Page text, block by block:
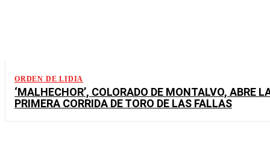
ORDEN DE LIDIA
‘MALHECHOR’, COLORADO DE MONTALVO, ABRE
PRIMERA CORRIDA DE TORO DE LAS FALLAS